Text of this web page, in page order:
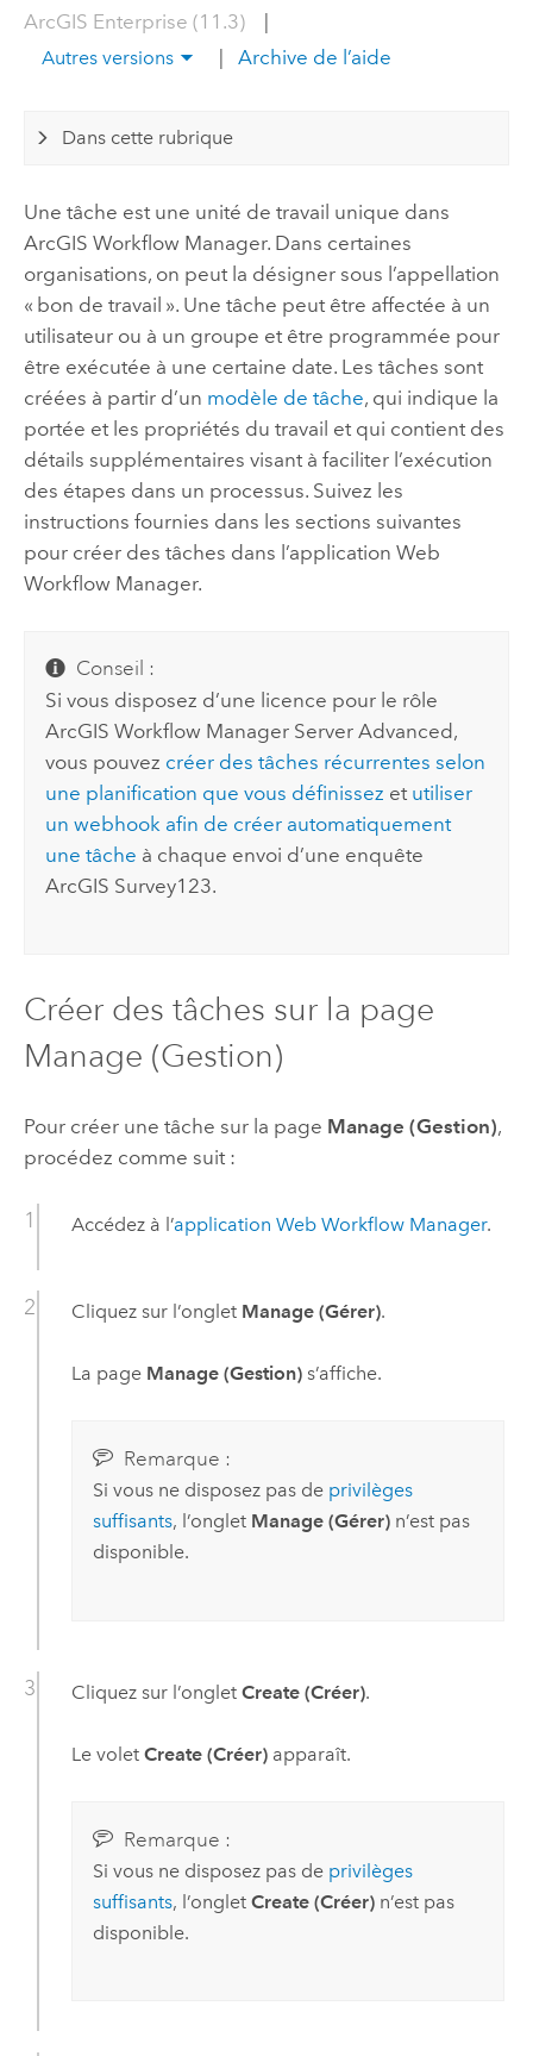
ArcGIS Enterprise (11.3) |
Autres versions | Archive de l’aide
Dans cette rubrique
Une tâche est une unité de travail unique dans
ArcGIS Workflow Manager. Dans certaines
organisations, on peut la désigner sous l’appellation
« bon de travail ». Une tâche peut être affectée à un
utilisateur ou à un groupe et être programmée pour
être exécutée à une certaine date. Les tâches sont
créées à partir d’un modèle de tâche, qui indique la
portée et les propriétés du travail et qui contient des
détails supplémentaires visant à faciliter l’exécution
des étapes dans un processus. Suivez les
instructions fournies dans les sections suivantes
pour créer des tâches dans l’application Web
Workflow Manager.
Conseil :
Si vous disposez d’une licence pour le rôle
ArcGIS Workflow Manager Server Advanced,
vous pouvez créer des tâches récurrentes selon
une planification que vous définissez et utiliser
un webhook afin de créer automatiquement
une tâche à chaque envoi d’une enquête
ArcGIS Survey123.
Créer des tâches sur la page
Manage (Gestion)
Pour créer une tâche sur la page Manage (Gestion),
procédez comme suit :
Accédez à l’application Web Workflow Manager.
Cliquez sur l’onglet Manage (Gérer).
La page Manage (Gestion)s’affiche.
Remarque :
Si vous ne disposez pas de privilèges
suffisants, l’onglet Manage (Gérer)n’est pas
disponible.
Cliquez sur l’onglet Create (Créer).
Le volet Create (Créer)apparaît.
Remarque :
Si vous ne disposez pas de privilèges
suffisants, l’onglet Create (Créer)n’est pas
disponible.